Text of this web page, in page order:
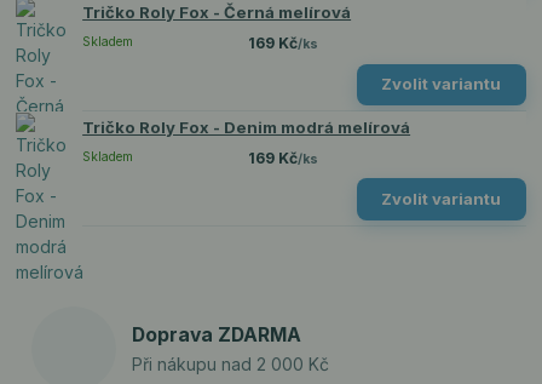
Tričko Roly Fox - Černá melírová
169 Kč/ks
Skladem
Zvolit variantu
Tričko Roly Fox - Denim modrá melírová
169 Kč/ks
Skladem
Zvolit variantu
Doprava ZDARMA
Při nákupu nad 2 000 Kč